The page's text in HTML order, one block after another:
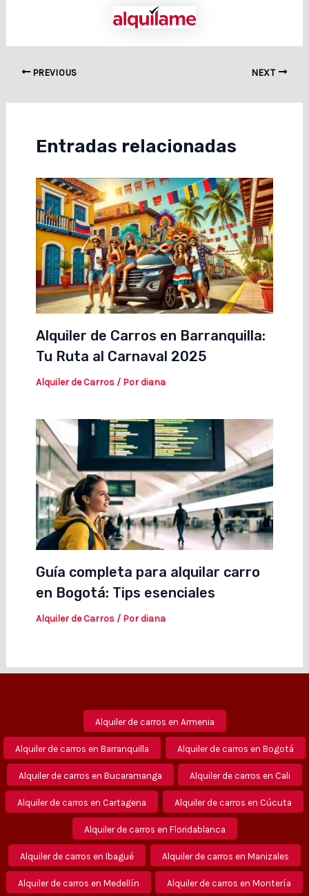
PREVIOUS NEXT
Entradas relacionadas
Alquiler de Carros en Barranquilla:
Tu Ruta al Carnaval 2025
Alquiler de Carros/ Pordiana
Guía completa para alquilar carro
en Bogotá: Tips esenciales
Alquiler de Carros/ Pordiana
Alquiler de carros en Armenia
Alquiler de carros en Barranquilla Alquiler de carros en Bogotá
Alquiler de carros en Bucaramanga Alquiler de carros en Cali
Alquiler de carros en Cartagena Alquiler de carros en Cúcuta
Alquiler de carros en Floridablanca
Alquiler de carros en Ibagué Alquiler de carros en Manizales
Alquiler de carros en Medellín Alquiler de carros en Montería